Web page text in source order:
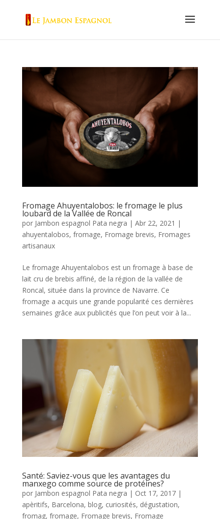
Fromage Ahuyentalobos: le fromage le plus
loubard de la Vallée de Roncal
por Jambon espagnol Pata negra | Abr 22, 2021 |
ahuyentalobos, fromage, Fromage brevis, Fromages
artisanaux
Le fromage Ahuyentalobos est un fromage à base de
lait cru de brebis affiné, de la région de la vallée de
Roncal, située dans la province de Navarre. Ce
fromage a acquis une grande popularité ces dernières
semaines grâce aux publicités que l’on peut voir à la...
Santé: Saviez-vous que les avantages du
manxego comme source de protéines?
por Jambon espagnol Pata negra | Oct 17, 2017|
apèritifs, Barcelona, blog, curiosités, dégustation,
fromag, fromage, Fromage brevis, Fromage